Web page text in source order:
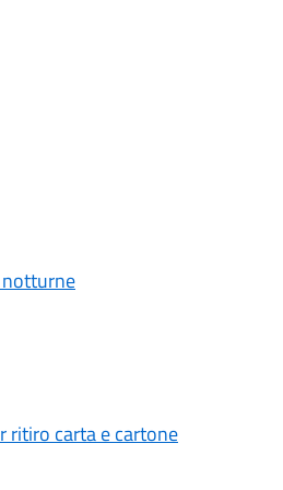
notturne
ritiro carta e cartone